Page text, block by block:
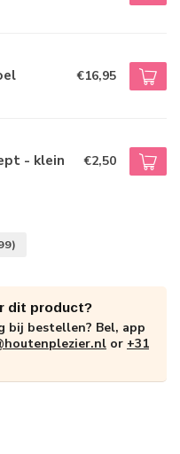
€16,95
- klein €2,50
dit product?
bij bestellen? Bel, app
or +31